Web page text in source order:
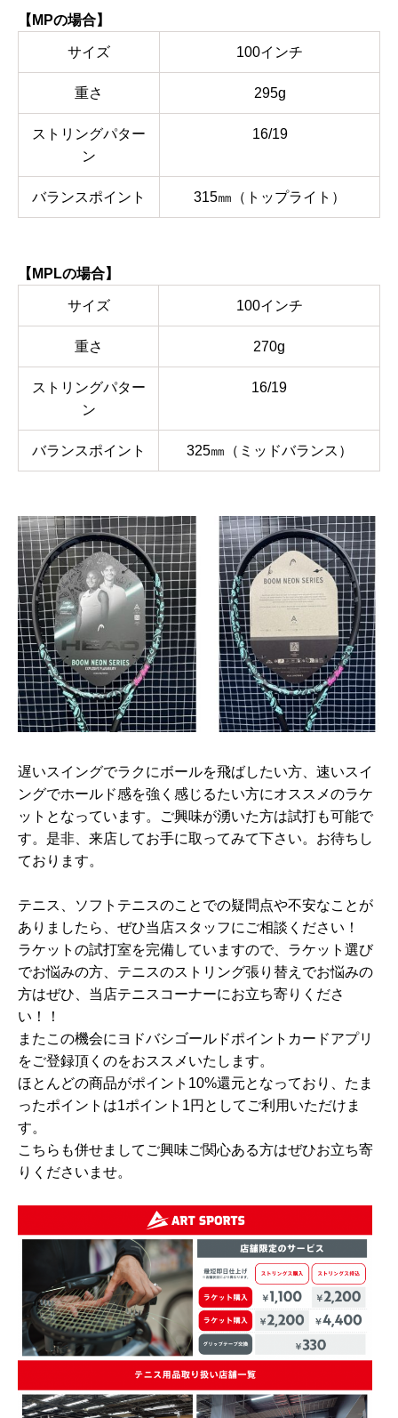
【MPの場合】
サイズ 100インチ
重さ 295g
ストリングパター
ン
16/19
バランスポイント 315㎜（トップライト）
【MPLの場合】
サイズ 100インチ
重さ 270g
ストリングパター
ン
16/19
バランスポイント 325㎜（ミッドバランス）
遅いスイングでラクにボールを飛ばしたい方、速いスイ
ングでホールド感を強く感じるたい方にオススメのラケ
ットとなっています。ご興味が湧いた方は試打も可能で
す。是非、来店してお手に取ってみて下さい。お待ちし
ております。
テニス、ソフトテニスのことでの疑問点や不安なことが
ありましたら、ぜひ当店スタッフにご相談ください！
ラケットの試打室を完備していますので、ラケット選び
でお悩みの方、テニスのストリング張り替えでお悩みの
方はぜひ、当店テニスコーナーにお立ち寄りくださ
い！！
またこの機会にヨドバシゴールドポイントカードアプリ
をご登録頂くのをおススメいたします。
ほとんどの商品がポイント10%還元となっており、たま
ったポイントは1ポイント1円としてご利用いただけま
す。
こちらも併せましてご興味ご関心ある方はぜひお立ち寄
りくださいませ。